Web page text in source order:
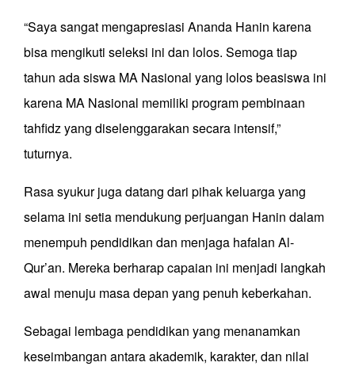
“Saya sangat mengapresiasi Ananda Hanin karena
bisa mengikuti seleksi ini dan lolos. Semoga tiap
tahun ada siswa MA Nasional yang lolos beasiswa ini
karena MA Nasional memiliki program pembinaan
tahfidz yang diselenggarakan secara intensif,”
tuturnya.
Rasa syukur juga datang dari pihak keluarga yang
selama ini setia mendukung perjuangan Hanin dalam
menempuh pendidikan dan menjaga hafalan Al-
Qur’an. Mereka berharap capaian ini menjadi langkah
awal menuju masa depan yang penuh keberkahan.
Sebagai lembaga pendidikan yang menanamkan
keseimbangan antara akademik, karakter, dan nilai